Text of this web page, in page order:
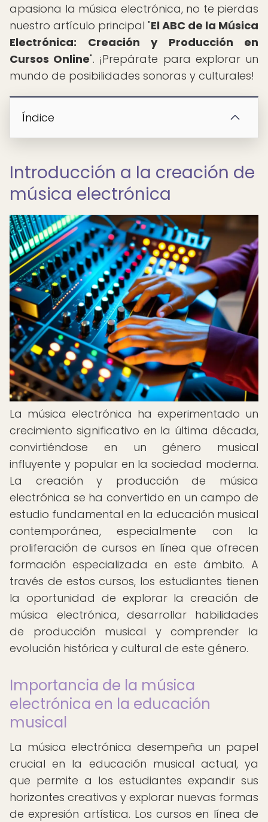
apasiona la música electrónica, no te pierdas
nuestro artículo principal "El ABC de la Música
Electrónica: Creación y Producción en
Cursos Online". ¡Prepárate para explorar un
mundo de posibilidades sonoras y culturales!
Índice
Introducción a la creación de
música electrónica
La música electrónica ha experimentado un
crecimiento significativo en la última década,
convirtiéndose en un género musical
influyente y popular en la sociedad moderna.
La creación y producción de música
electrónica se ha convertido en un campo de
estudio fundamental en la educación musical
contemporánea, especialmente con la
proliferación de cursos en línea que ofrecen
formación especializada en este ámbito. A
través de estos cursos, los estudiantes tienen
la oportunidad de explorar la creación de
música electrónica, desarrollar habilidades
de producción musical y comprender la
evolución histórica y cultural de este género.
Importancia de la música
electrónica en la educación
musical
La música electrónica desempeña un papel
crucial en la educación musical actual, ya
que permite a los estudiantes expandir sus
horizontes creativos y explorar nuevas formas
de expresión artística. Los cursos en línea de